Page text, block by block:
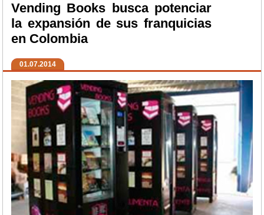
Vending Books busca potenciar
la expansión de sus franquicias
en Colombia
01.07.2014